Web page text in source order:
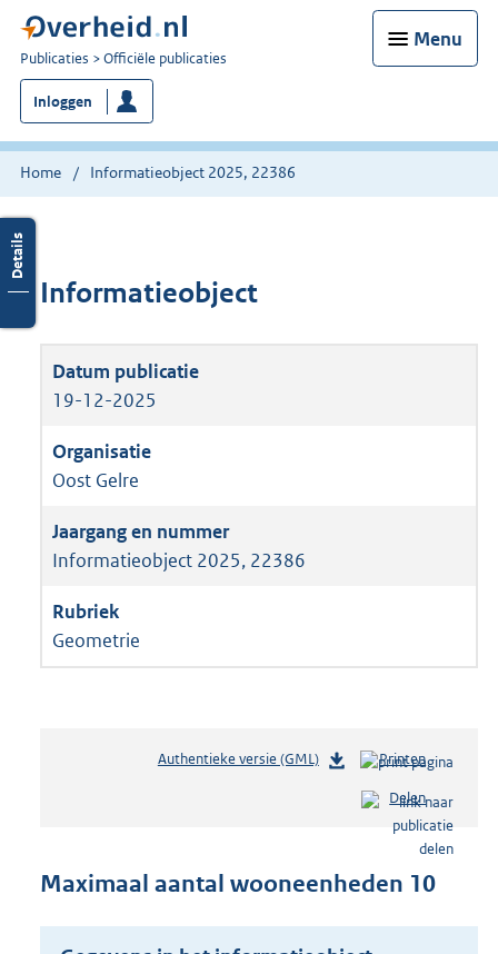
Menu
U
bent
nu
hier:
Publicaties Officiële publicaties
Inloggen
Home Informatieobject 2025, 22386
Informatieobject
19-12-2025
Oost Gelre
Informatieobject 2025, 22386
Geometrie
Authentieke versie (GML)b
n
s
Printen
Delen
Maximaal aantal wooneenheden 10